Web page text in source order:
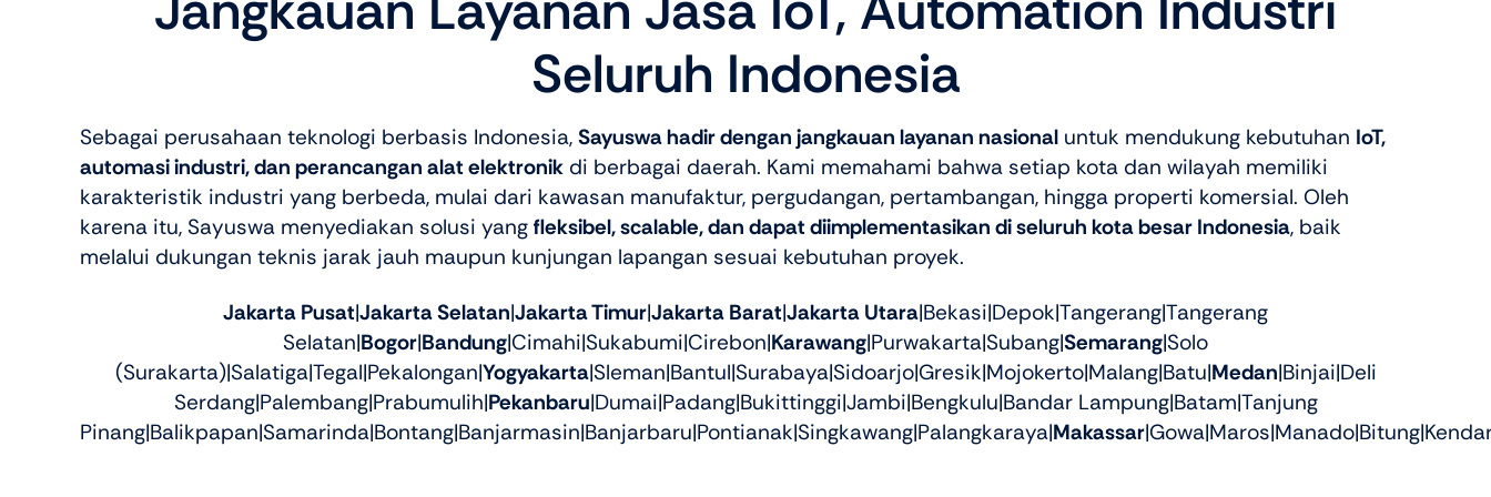
Seluruh Indonesia
Sebagai perusahaan teknologi berbasis Indonesia, Sayuswa hadir dengan jangkauan layanan nasionaluntuk mendukung kebutuhan IoT,
automasi industri, dan perancangan alat elektronikdi berbagai daerah. Kami memahami bahwa setiap kota dan wilayah memiliki
karakteristik industri yang berbeda, mulai dari kawasan manufaktur, pergudangan, pertambangan, hingga properti komersial. Oleh
karena itu, Sayuswa menyediakan solusi yang fleksibel, scalable, dan dapat diimplementasikan di seluruh kota besar Indonesia, baik
melalui dukungan teknis jarak jauh maupun kunjungan lapangan sesuai kebutuhan proyek.
Jakarta Pusat|Jakarta Selatan|Jakarta Timur|Jakarta Barat|Jakarta Utara|Bekasi|Depok|Tangerang|Tangerang
Selatan|Bogor|Bandung|Cimahi|Sukabumi|Cirebon|Karawang|Purwakarta|Subang|Semarang|Solo
(Surakarta)|Salatiga|Tegal|Pekalongan|Yogyakarta|Sleman|Bantul|Surabaya|Sidoarjo|Gresik|Mojokerto|Malang|Batu|Medan|Binjai|Deli
Serdang|Palembang|Prabumulih|Pekanbaru|Dumai|Padang|Bukittinggi|Jambi|Bengkulu|Bandar Lampung|Batam|Tanjung
Pinang|Balikpapan|Samarinda|Bontang|Banjarmasin|Banjarbaru|Pontianak|Singkawang|Palangkaraya|Makassar